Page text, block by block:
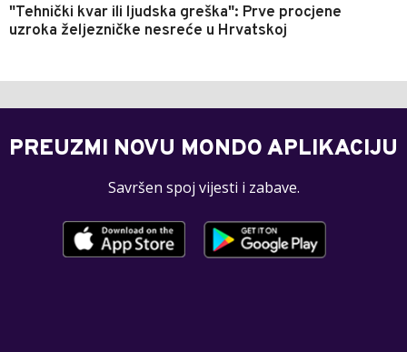
"Tehnički kvar ili ljudska greška": Prve procjene
uzroka željezničke nesreće u Hrvatskoj
PREUZMI NOVU MONDO APLIKACIJU
Savršen spoj vijesti i zabave.